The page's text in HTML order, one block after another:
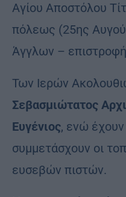
Αγίου Αποστόλου
πόλεως (25ης
Άγγλων –
Των Ιερών
Σεβασμιώτατος
Ευγένιος, ενώ
συμμετάσχουν οι
ευσεβών πιστών.